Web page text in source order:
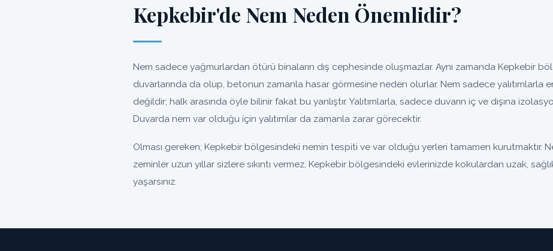
Kepkebir'de Nem Neden Önemlidir?
Nem sadece yağmurlardan ötürü binaların dış cephesinde oluşmazlar. Aynı zamanda Kepkebir
duvarlarında da olup, betonun zamanla hasar görmesine neden olurlar. Nem sadece yalıtımlarla
değildir; halk arasında öyle bilinir fakat bu yanlıştır. Yalıtımlarla, sadece duvarın iç ve dışına
Duvarda nem var olduğu için yalıtımlar da zamanla zarar görecektir.
Olması gereken; Kepkebir bölgesindeki nemin tespiti ve var olduğu yerleri tamamen kurutmaktır.
zeminler uzun yıllar sizlere sıkıntı vermez, Kepkebir bölgesindeki evlerinizde kokulardan uzak,
yaşarsınız.